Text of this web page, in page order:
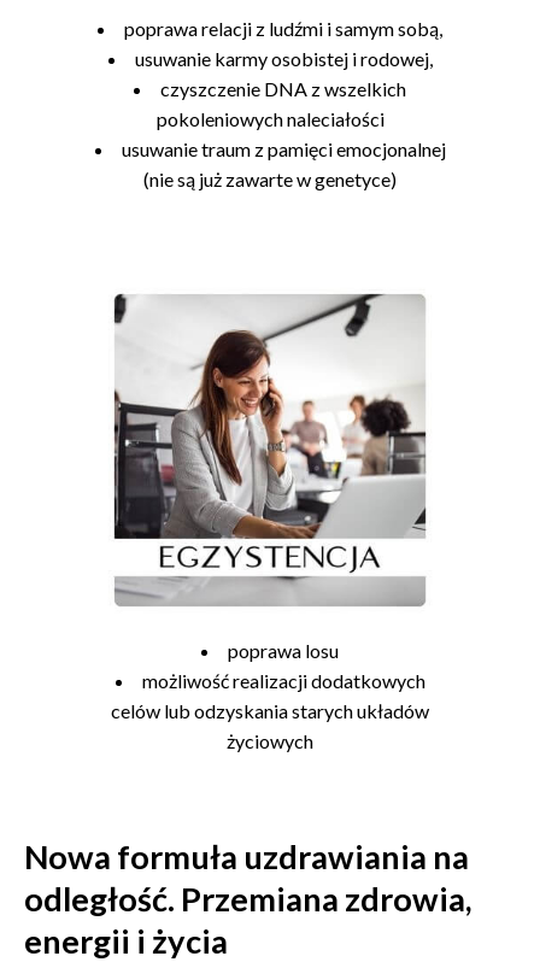
poprawa relacji z ludźmi i samym sobą,
usuwanie karmy osobistej i rodowej,
czyszczenie DNA z wszelkich
pokoleniowych naleciałości
usuwanie traum z pamięci emocjonalnej
(nie są już zawarte w genetyce)
poprawa losu
możliwość realizacji dodatkowych
celów lub odzyskania starych układów
życiowych
Nowa formuła uzdrawiania na
odległość. Przemiana zdrowia,
energii i życia